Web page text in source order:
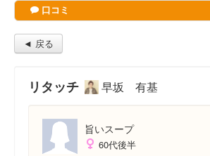
口コミ
◄ 戻る
リタッチ 早坂 有基
旨いスープ
60代後半